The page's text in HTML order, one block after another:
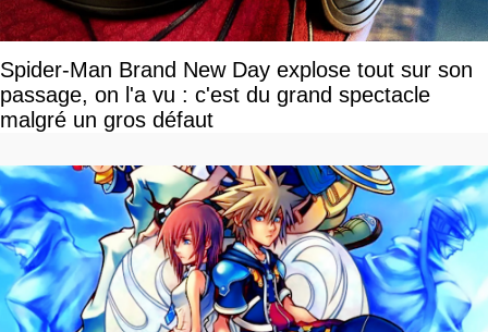
Spider-Man Brand New Day explose tout sur son
passage, on l'a vu : c'est du grand spectacle
malgré un gros défaut